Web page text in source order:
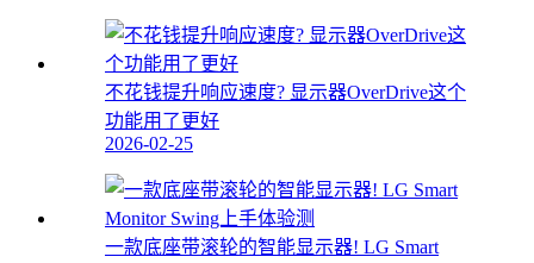
不花钱提升响应速度? 显示器OverDrive这个
功能用了更好
2026-02-25
一款底座带滚轮的智能显示器! LG Smart